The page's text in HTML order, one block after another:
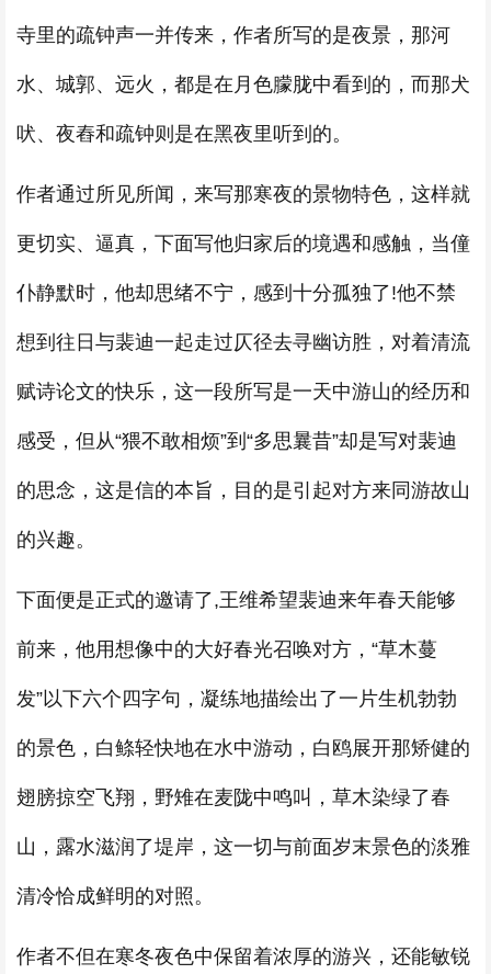
寺里的疏钟声一并传来，作者所写的是夜景，那河
水、城郭、远火，都是在月色朦胧中看到的，而那犬
吠、夜舂和疏钟则是在黑夜里听到的。
作者通过所见所闻，来写那寒夜的景物特色，这样就
更切实、逼真，下面写他归家后的境遇和感触，当僮
仆静默时，他却思绪不宁，感到十分孤独了!他不禁
想到往日与裴迪一起走过仄径去寻幽访胜，对着清流
赋诗论文的快乐，这一段所写是一天中游山的经历和
感受，但从“猥不敢相烦”到“多思曩昔”却是写对裴迪
的思念，这是信的本旨，目的是引起对方来同游故山
的兴趣。
下面便是正式的邀请了,王维希望裴迪来年春天能够
前来，他用想像中的大好春光召唤对方，“草木蔓
发”以下六个四字句，凝练地描绘出了一片生机勃勃
的景色，白鲦轻快地在水中游动，白鸥展开那矫健的
翅膀掠空飞翔，野雉在麦陇中鸣叫，草木染绿了春
山，露水滋润了堤岸，这一切与前面岁末景色的淡雅
清冷恰成鲜明的对照。
作者不但在寒冬夜色中保留着浓厚的游兴，还能敏锐